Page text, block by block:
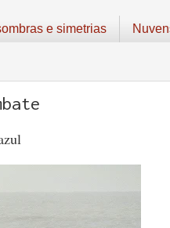
e simetrias